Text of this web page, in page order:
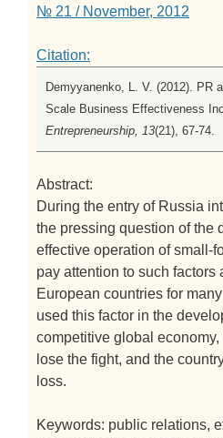
№ 21 / November, 2012
Citation:
Demyyanenko, L. V. (2012). PR
Scale Business Effectiveness
Entrepreneurship, 13(21), 67-74.
Abstract:
During the entry of Russia
the pressing question of the
effective operation of small-
pay attention to such factors
European countries for
used this factor in the
competitive global economy,
lose the fight, and the
loss.
Keywords: public relations,